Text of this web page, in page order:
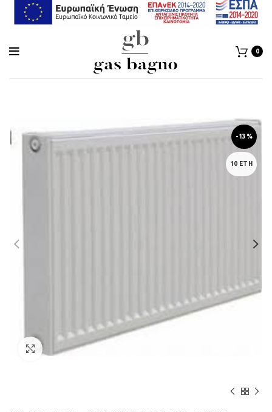
0
-13%
10 ΕΤΗ
Κάντε κλικ για μεγέθυνση